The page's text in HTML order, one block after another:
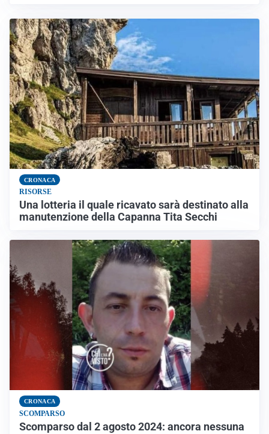
CRONACA
RISORSE
Una lotteria il quale ricavato sarà destinato alla
manutenzione della Capanna Tita Secchi
CRONACA
SCOMPARSO
Scomparso dal 2 agosto 2024: ancora nessuna